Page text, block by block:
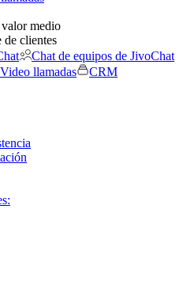
medio
de clientes
Chat de equipos de JivoChat
Video llamadas
CRM